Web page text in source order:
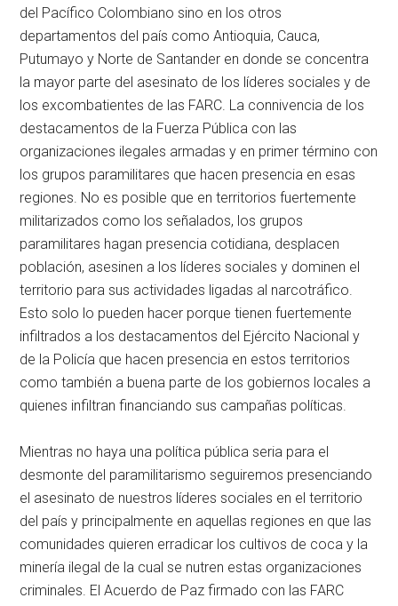
del Pacífico Colombiano sino en los otros
departamentos del país como Antioquia, Cauca,
Putumayo y Norte de Santander en donde se concentra
la mayor parte del asesinato de los líderes sociales y de
los excombatientes de las FARC. La connivencia de los
destacamentos de la Fuerza Pública con las
organizaciones ilegales armadas y en primer término con
los grupos paramilitares que hacen presencia en esas
regiones. No es posible que en territorios fuertemente
militarizados como los señalados, los grupos
paramilitares hagan presencia cotidiana, desplacen
población, asesinen a los líderes sociales y dominen el
territorio para sus actividades ligadas al narcotráfico.
Esto solo lo pueden hacer porque tienen fuertemente
infiltrados a los destacamentos del Ejército Nacional y
de la Policía que hacen presencia en estos territorios
como también a buena parte de los gobiernos locales a
quienes infiltran financiando sus campañas políticas.
Mientras no haya una política pública seria para el
desmonte del paramilitarismo seguiremos presenciando
el asesinato de nuestros líderes sociales en el territorio
del país y principalmente en aquellas regiones en que las
comunidades quieren erradicar los cultivos de coca y la
minería ilegal de la cual se nutren estas organizaciones
criminales. El Acuerdo de Paz firmado con las FARC